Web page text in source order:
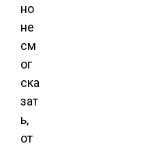
но
не
см
ог
ска
зат
ь,
от